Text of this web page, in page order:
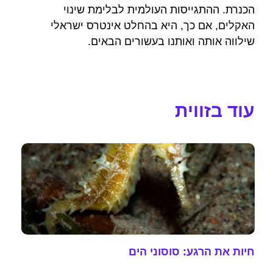
הכנרת. ההתגייסות העולמית לבלימת שינוי
האקלים, אם כך, היא בהחלט אינטרס ישראלי
שילווה אותה ואותנו בעשורים הבאים.
עוד בזווית
חיות את הרגע: סוסוני הים